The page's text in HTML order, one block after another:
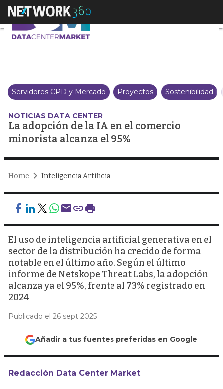
La adopción de la IA en el
Servidores CPD y Mercado Proyectos Sostenibilidad
NOTICIAS DATA CENTER
La adopción de la IA en el comercio
minorista alcanza el 95%
Home Inteligencia Artificial
El uso de inteligencia artificial generativa en el
sector de la distribución ha crecido de forma
notable en el último año. Según el último
informe de Netskope Threat Labs, la adopción
alcanza ya el 95%, frente al 73% registrado en
2024
Publicado el 26 sept 2025
Añadir a tus fuentes preferidas en Google
Redacción Data Center Market